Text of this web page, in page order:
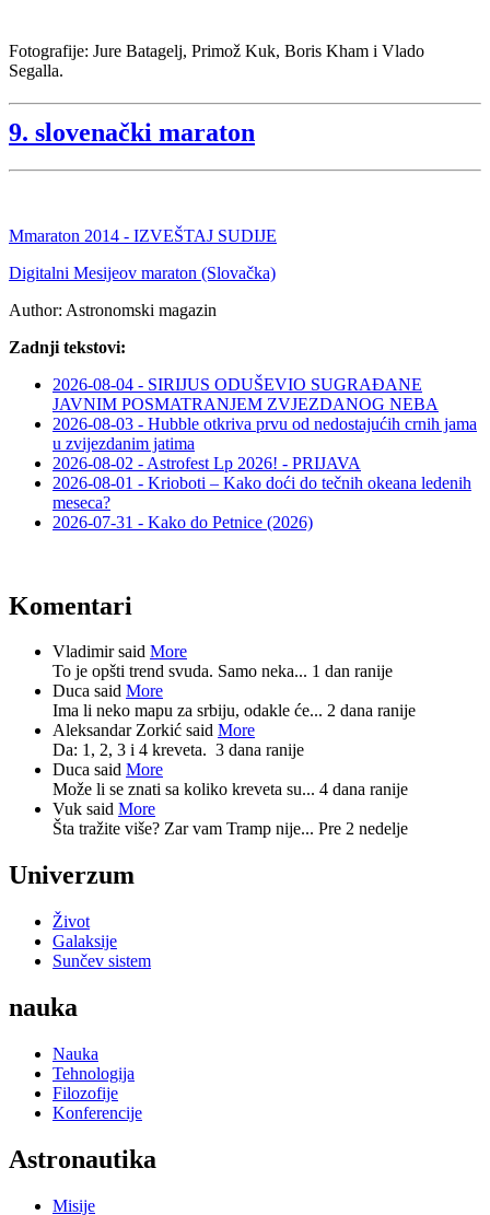
Fotografije: Jure Batagelj, Primož Kuk, Boris Kham i Vlado
Segalla.
9. slovenački maraton
Mmaraton 2014 - IZVEŠTAJ SUDIJE
Digitalni Mesijeov maraton (Slovačka)
Author: Astronomski magazin
Zadnji tekstovi:
2026-08-04 - SIRIJUS ODUŠEVIO SUGRAĐANE
JAVNIM POSMATRANJEM ZVJEZDANOG NEBA
2026-08-03 - Hubble otkriva prvu od nedostajućih crnih jama
u zvijezdanim jatima
2026-08-02 - Astrofest Lp 2026! - PRIJAVA
2026-08-01 - Krioboti – Kako doći do tečnih okeana ledenih
meseca?
2026-07-31 - Kako do Petnice (2026)
Komentari
Vladimir said More
To je opšti trend svuda. Samo neka... 1 dan ranije
Duca said More
Ima li neko mapu za srbiju, odakle će... 2 dana ranije
Aleksandar Zorkić said More
Da: 1, 2, 3 i 4 kreveta. 3 dana ranije
Duca said More
Može li se znati sa koliko kreveta su... 4 dana ranije
Vuk said More
Šta tražite više? Zar vam Tramp nije... Pre 2 nedelje
Univerzum
Život
Galaksije
Sunčev sistem
nauka
Nauka
Tehnologija
Filozofije
Konferencije
Astronautika
Misije